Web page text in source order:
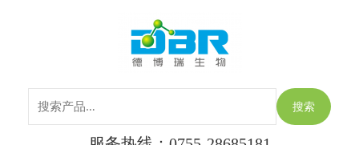
主
菜
单
搜索